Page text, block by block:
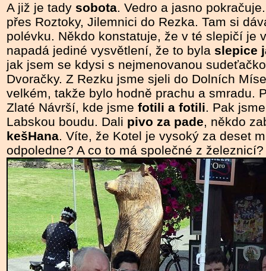
A již je tady sobota. Vedro a jasno
přes Roztoky, Jilemnici do Rezka. Tam si
polévku. Někdo konstatuje, že v té slepičí je
napadá jediné vysvětlení, že to byla slepice
jak jsem se kdysi s nejmenovanou
Dvoračky. Z Rezku jsme sjeli do Dolních
velkém, takže bylo hodně prachu a smradu.
Zlaté Návrší, kde jsme fotili a fotili. Pak
Labskou boudu. Dali pivo za pade, někdo
kešHana. Víte, že Kotel je vysoký za deset
odpoledne? A co to má společné z železnicí?